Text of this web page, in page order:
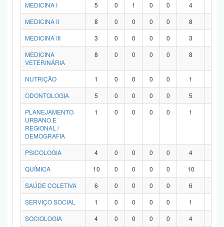
MEDICINA I
5 0 1 0 0 4
MEDICINA II
8 0 0 0 0 8
MEDICINA III
3 0 0 0 0 3
MEDICINA
VETERINÁRIA
8 0 0 0 0 8
NUTRIÇÃO 1 0 0 0 0 1
ODONTOLOGIA
5 0 0 0 0 5
PLANEJAMENTO
URBANO E
REGIONAL /
DEMOGRAFIA
1 0 0 0 0 1
PSICOLOGIA 4 0 0 0 0 4
QUÍMICA
10 0 0 0 0 10
SAÚDE COLETIVA
6 0 0 0 0 6
SERVIÇO SOCIAL
1 0 0 0 0 1
SOCIOLOGIA
4 0 0 0 0 4